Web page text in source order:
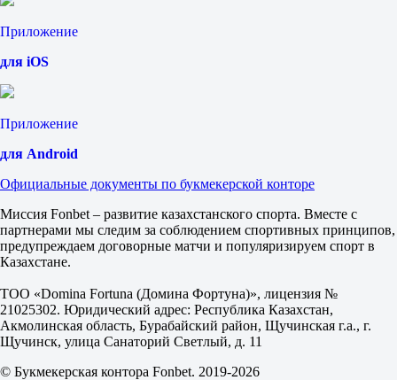
1.75
Б
0.5
1.40
2.75
ИТ 2
Б
0.5
1.45
2.55
Ротор
-
Урал
14 августа в 19:30
2.95
2.40
1X
12
1.55
Приложение
для iOS
Приложение
для Android
Официальные документы по букмекерской конторе
Миссия Fonbet – развитие казахстанского спорта. Вместе с
партнерами мы следим за соблюдением спортивных принципов,
предупреждаем договорные матчи и популяризируем спорт в
Казахстане.
ТОО «Domina Fortuna (Домина Фортуна)», лицензия №
21025302. Юридический адрес: Республика Казахстан,
Акмолинская область, Бурабайский район, Щучинская г.а., г.
Щучинск, улица Санаторий Светлый, д. 11
© Букмекерская контора Fonbet. 2019-2026